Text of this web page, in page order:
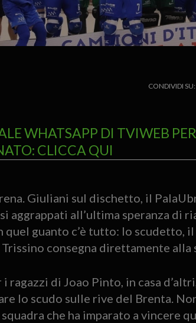
CONDIVIDI SU:
WHATSAPP DI TVIWEB
CLICCA QUI
Giuliani sul dischetto, il
aggrappati all’ultima speranza di
quel guanto c’è tutto: lo scudetto,
consegna direttamente alla
ragazzi di Joao Pinto, in casa
lo scudo sulle rive del Brenta.
che ha imparato a vincere